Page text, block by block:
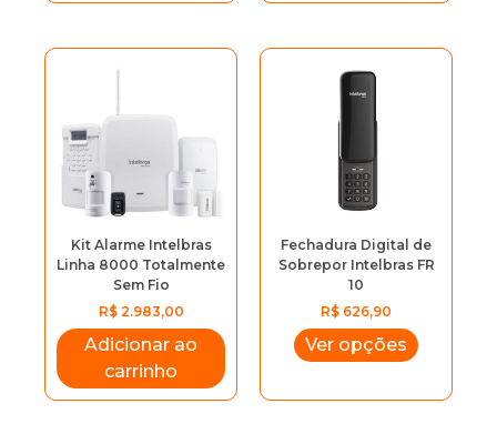
Kit Alarme Intelbras
Linha 8000 Totalmente
Sem Fio
R$2.983,00
Adicionar ao
carrinho
Fechadura Digital de
Sobrepor Intelbras FR
10
R$ 626,90
Ver opções
Nome
Email